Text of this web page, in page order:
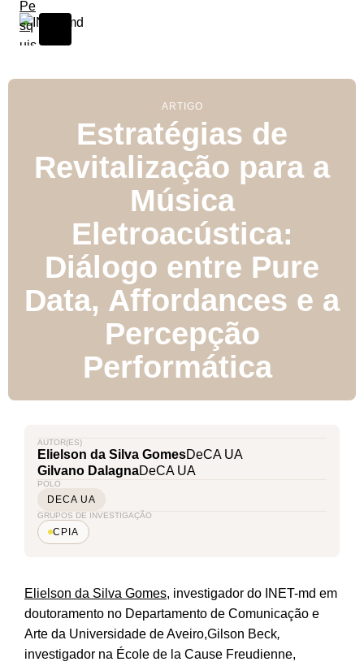
ARTIGO
Estratégias de
Revitalização para a
Música
Eletroacústica:
Diálogo entre Pure
Data, Affordances e a
Percepção
Performática
AUTOR(ES)
Elielson da Silva GomesDeCA UA
Gilvano DalagnaDeCA UA
POLO
DECA UA
GRUPOS DE INVESTIGAÇÃO
CPIA
Elielson da Silva Gomes, investigador do INET-md em
doutoramento no Departamento de Comunicação e
Arte da Universidade de Aveiro,Gilson Beck,
investigador na École de la Cause Freudienne,